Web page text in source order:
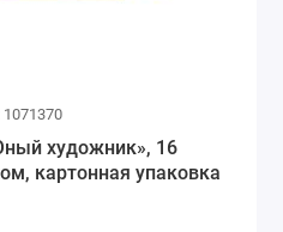
1071370
художник», 16
картонная упаковка